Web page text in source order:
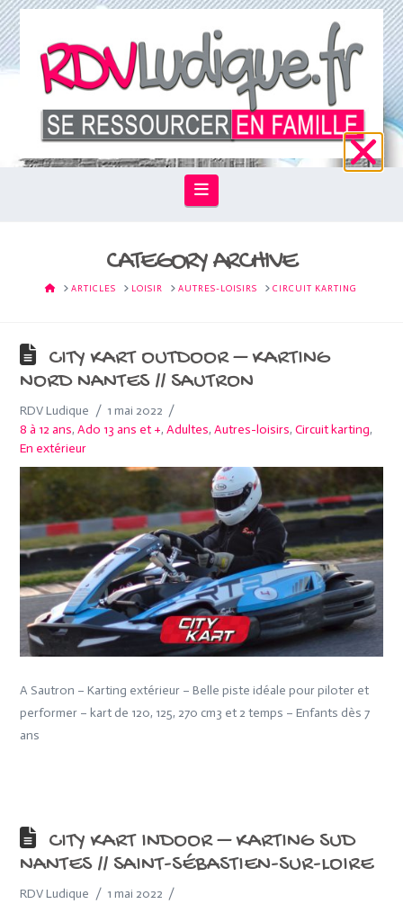
Navigation
CATEGORY ARCHIVE
HOMEARTICLES LOISIR AUTRES-LOISIRS CIRCUIT KARTING
CITY KART OUTDOOR – KARTING
NORD NANTES // SAUTRON
RDV Ludique
1 mai 2022
8 à 12 ans,Ado 13 ans et +,Adultes,Autres-loisirs,Circuit karting,
En extérieur
A Sautron – Karting extérieur – Belle piste idéale pour piloter et
performer – kart de 120, 125, 270 cm3 et 2 temps – Enfants dès 7
ans
CITY KART INDOOR – KARTING SUD
NANTES // SAINT-SÉBASTIEN-SUR-LOIRE
RDV Ludique
1 mai 2022